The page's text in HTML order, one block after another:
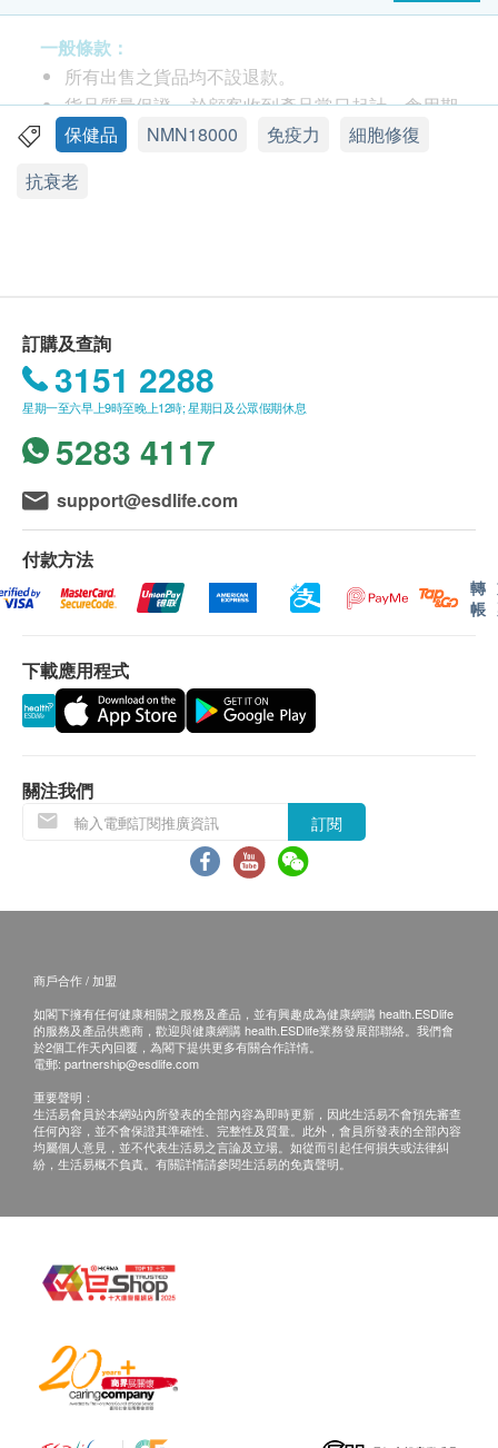
品牌
川御
功效
線粒體功能和能量代謝。川御將NMN結合了特有天然
酶法激活NMN及多項頂尖學府的醫學研發成果，增加
減衰老過程的要素，代表了逆齡及長壽革命史上的重
要突破，適合任何想抗衰逆齡、重拾年輕健康的人士
服用。
一般條款：
所有出售之貨品均不設退款。
貨品質量保證，於顧客收到產品當日起計，食用期
應最少有12個月或以上。
如有任何爭議，Acc Biotech Limited 及 健康網購
務。賬單總額未滿HK$250需附加HK$50運費。
離島及偏遠地區不設上門送貨，只限於順豐智能櫃
取件。
我們將於確定訂單後1-3個工作天內安排發貨。
不排除運送時間會因節日而有所影響。當八號烈風
會延遲。
所有訂單須視乎相關貨品的供應情況再作最後確
認。倘若健康網購health.ESDlife未能提供任何訂
單上的貨品，健康網購health.ESDlife有權拒絕接
退換條款：
當顧客收取已訂購之貨品時，有責任檢查貨品是否
退換產品必須包裝完整，如退換之產品有任何殘缺
或過期退回，供應商有權不受理。
如有其他損壞或遺漏查詢，顧客必須保留有效收據
正本，並於送貨後3個工作天內按下列方式聯絡
Acc Biotech Limited 客戶服務部跟進。
保健品 NMN18000 免疫力
細胞修復
抗衰老
訂購及查詢
3151 2288
星期一至六早上9時至晚上12時; 星期日及公眾假期休息
5283 4117
support@esdlife.com
付款方法
轉
帳
下載應用程式
關注我們
訂閱
商戶合作 / 加盟
如閣下擁有任何健康相關之服務及產品，並有興趣成為健康網購 health.ESDlife
的服務及產品供應商，歡迎與健康網購 health.ESDlife業務發展部聯絡。我們會
於2個工作天內回覆，為閣下提供更多有關合作詳情。
電郵: partnership@esdlife.com
重要聲明：
生活易會員於本網站內所發表的全部內容為即時更新，因此生活易不會預先審查
任何內容，並不會保證其準確性、完整性及質量。此外，會員所發表的全部內容
均屬個人意見，並不代表生活易之言論及立場。如從而引起任何損失或法律糾
紛，生活易概不負責。有關詳情請參閱生活易的免責聲明。